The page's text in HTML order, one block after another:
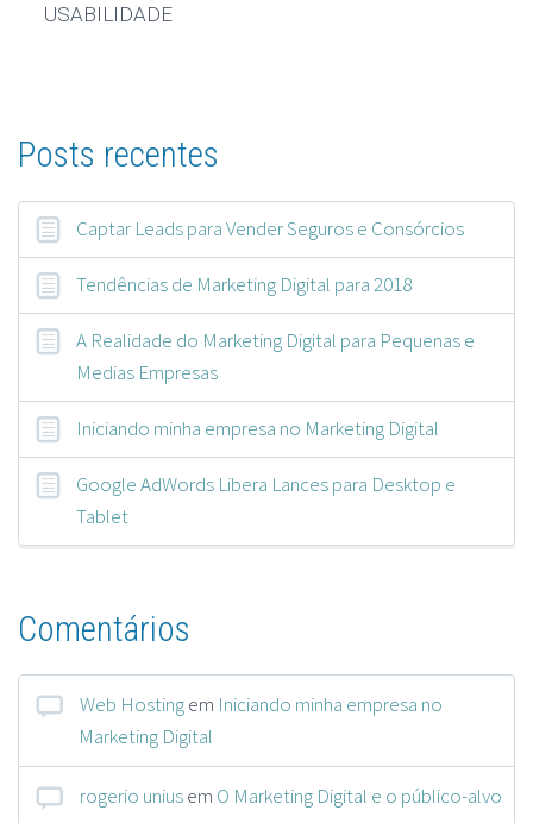
USABILIDADE
Posts recentes
Captar Leads para Vender Seguros e Consórcios
Tendências de Marketing Digital para 2018
A Realidade do Marketing Digital para Pequenas e
Medias Empresas
Iniciando minha empresa no Marketing Digital
Google AdWords Libera Lances para Desktop e
Tablet
Comentários
Web Hostingem Iniciando minha empresa no
Marketing Digital
rogerio uniusem O Marketing Digital e o público-alvo